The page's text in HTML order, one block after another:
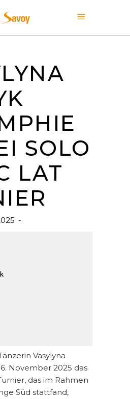
SOLO
LAT
Vasylyna
November 2025 das
das im Rahmen
Süd stattfand,